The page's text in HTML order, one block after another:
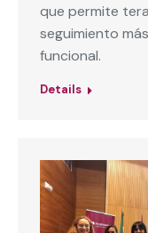
que permite
seguimiento
funcional.
Details